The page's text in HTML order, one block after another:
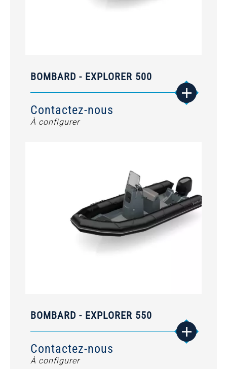
BOMBARD - EXPLORER 500
Contactez-nous
À configurer
BOMBARD - EXPLORER 550
Contactez-nous
À configurer